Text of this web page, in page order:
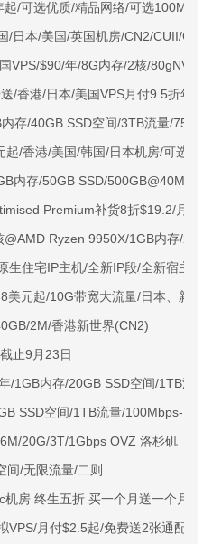
/可选优质/精品网络/可选100M不
/日本/美国/英国机房/CN2/CUII/
VPS/$90/年/8G内存/2核/
/香港/日本/美国VPS月付9.5折年
存/40GB SSD空间/3TB流量/
起/香港/美国/韩国/日本机房/可选
内存/50GB SSD/
Premium补货8折$19.2/月起
Ryzen 9950X/1GB内存/
生住宅IP主机/全新IP段/全新宿主机
美元起/10G带宽大流量/日本、新加
2M/香港新世界(CN2)
止9月23日
/1GB内存/20GB SSD空间/1TB流
SSD空间/1TB流量/100Mbps-
20G/3T/1Gbps OVZ 洛杉矶
间/无限流量/二则
房 终生五折 买一个月送一个月 二
月付$2.5起/免费送2张通配证书